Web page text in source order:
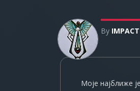
By IMPACT
Моје најближе